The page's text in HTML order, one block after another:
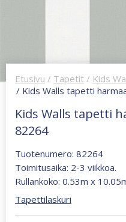
Etusivu / Tapetit / Kids
/ Kids Walls tapetti
Kids Walls tapetti
82264
Tuotenumero: 82264
Toimitusaika: 2-3 viikkoa.
Rullankoko: 0.53m x
Tapettilaskuri